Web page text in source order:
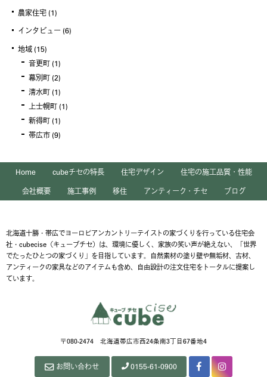
農家住宅 (1)
インタビュー (6)
地域 (15)
音更町 (1)
幕別町 (2)
清水町 (1)
上士幌町 (1)
新得町 (1)
帯広市 (9)
Home cubeチセの特長 住宅デザイン
住宅の施工品質・性能
会社概要
施工事例 移住 アンティーク・チセ ブログ
北海道十勝・帯広でヨーロピアンカントリーテイストの家づくりを行っている住宅会
社・cubecise（キューブチセ）は、環境に優しく、家族の笑い声が絶えない、「世界
でたったひとつの家づくり」を目指しています。自然素材の塗り壁や無垢材、古材、
アンティークの家具などのアイテムも含め、自由設計の注文住宅をトータルに提案し
ています。
〒080-2474 北海道帯広市西24条南3丁目67番地4
お問い合わせ 0155-61-0900
FacebookInstagram